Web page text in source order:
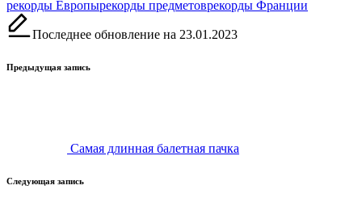
Метки:
рекорды Европырекорды предметоврекорды Франции
Последнее обновление на 23.01.2023
Навигация
Предыдущая запись
Самая длинная балетная пачка
Следующая запись